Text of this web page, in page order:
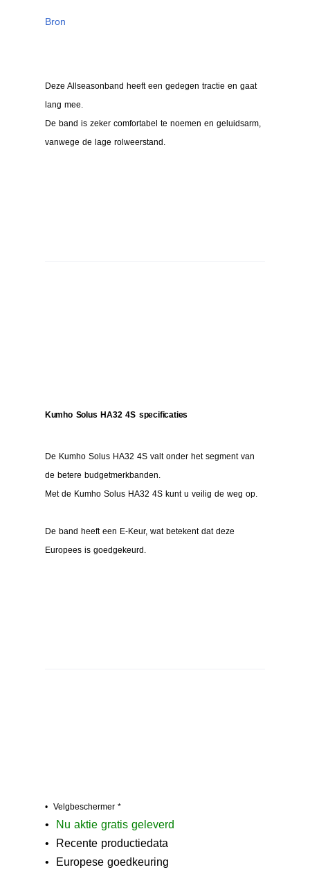
Bron
Deze Allseasonband heeft een gedegen tractie en gaat
lang mee.
De band is zeker comfortabel te noemen en geluidsarm,
vanwege de lage rolweerstand.
Kumho Solus HA32 4S specificaties
De Kumho Solus HA32 4S valt onder het segment van
de betere budgetmerkbanden.
Met de Kumho Solus HA32 4S kunt u veilig de weg op.
De band heeft een E-Keur, wat betekent dat deze
Europees is goedgekeurd.
• Velgbeschermer *
• N u aktie gratis geleverd
• Recente productiedata
• Europese goedkeuring